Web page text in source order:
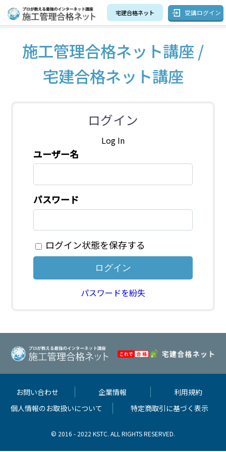
宅建合格ネット 受講ログイン
施工管理合格ネット講座 /
宅建合格ネット講座
ログイン
Log In
ユーザー名
パスワード
ログイン状態を保存する
パスワードを紛失
お問い合わせ 企業情報
利用規約
個人情報のお取扱いについて
特定商取引に基づく表示
© 2016 - 2022 KSTC. ALL RIGHTS RESERVED.